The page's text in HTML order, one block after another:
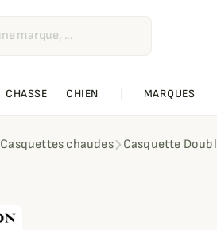
CHASSE CHIEN MARQUES
Casquettes chaudes Casquette